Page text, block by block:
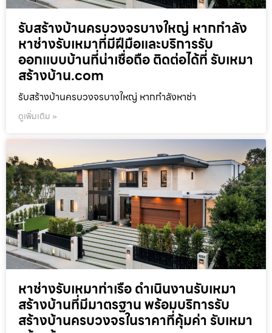
รับสร้างบ้านครบวงจรบางใหญ่ หากกำลัง
หาช่างรับเหมาที่มีฝีมือและบริการรับ
ออกแบบบ้านที่น่าเชื่อถือ ติดต่อได้ที่ รับเหมา
สร้างบ้าน.com
รับสร้างบ้านครบวงจรบางใหญ่ หากกำลังหาช่า
ดูเพิ่มเติม »
หาช่างรับเหมาท่าเรือ ดำเนินงานรับเหมา
สร้างบ้านที่มีมาตรฐาน พร้อมบริการรับ
สร้างบ้านครบวงจรในราคาที่คุ้มค่า รับเหมา